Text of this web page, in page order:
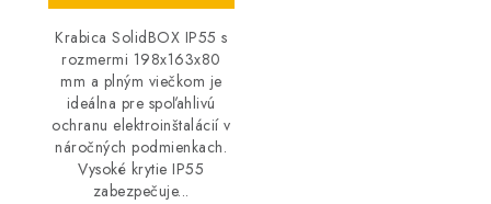
Krabica SolidBOX IP55 s
rozmermi 198x163x80
mm a plným viečkom je
ideálna pre spoľahlivú
ochranu elektroinštalácií v
náročných podmienkach.
Vysoké krytie IP55
zabezpečuje...